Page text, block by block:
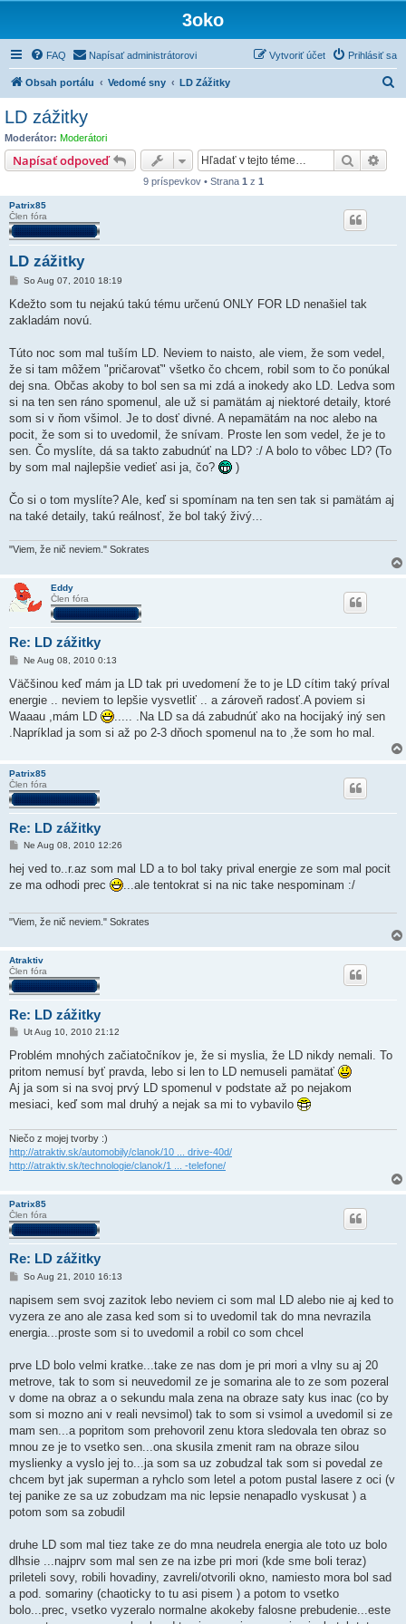
3oko
FAQ Napísať administrátorovi Prihlásiť sa
Vytvoriť účet
Obsah portálu Vedomé sny LD Zážitky
LD zážitky
Moderátor: Moderátori
Napísať odpoveď Hľadať
9 príspevkov • Strana 1 z 1
Patrix85
Člen fóra
LD zážitky
P
í
p
o
k
So Aug 07, 2010 18:19
Kdežto som tu nejakú takú tému určenú ONLY FOR LD nenašiel tak
zakladám novú.
Túto noc som mal tuším LD. Neviem to naisto, ale viem, že som vedel,
že si tam môžem "pričarovať" všetko čo chcem, robil som to čo ponúkal
dej sna. Občas akoby to bol sen sa mi zdá a inokedy ako LD. Ledva som
si na ten sen ráno spomenul, ale už si pamätám aj niektoré detaily, ktoré
som si v ňom všimol. Je to dosť divné. A nepamätám na noc alebo na
pocit, že som si to uvedomil, že snívam. Proste len som vedel, že je to
sen. Čo myslíte, dá sa takto zabudnúť na LD? :/ A bolo to vôbec LD? (To
by som mal najlepšie vedieť asi ja, čo?
)
Čo si o tom myslíte? Ale, keď si spomínam na ten sen tak si pamätám aj
na také detaily, takú reálnosť, že bol taký živý...
"Viem, že nič neviem." Sokrates
Eddy
Člen fóra
Re: LD zážitky
P
í
p
e
o
Ne Aug 08, 2010 0:13
Väčšinou keď mám ja LD tak pri uvedomení že to je LD cítim taký príval
energie .. neviem to lepšie vysvetliť .. a zároveň radosť.A poviem si
Waaau ,mám LD
..... .Na LD sa dá zabudnúť ako na hocijaký iný sen
.Napríklad ja som si až po 2-3 dňoch spomenul na to ,že som ho mal.
Patrix85
Člen fóra
Re: LD zážitky
P
í
s
p
o
Ne Aug 08, 2010 12:26
hej ved to..r.az som mal LD a to bol taky prival energie ze som mal pocit
ze ma odhodi prec
...ale tentokrat si na nic take nespominam :/
"Viem, že nič neviem." Sokrates
Atraktiv
Člen fóra
Re: LD zážitky
P
í
p
e
v
o
Ut Aug 10, 2010 21:12
Problém mnohých začiatočníkov je, že si myslia, že LD nikdy nemali. To
pritom nemusí byť pravda, lebo si len to LD nemuseli pamätať
Aj ja som si na svoj prvý LD spomenul v podstate až po nejakom
mesiaci, keď som mal druhý a nejak sa mi to vybavilo
Niečo z mojej tvorby :)
http://atraktiv.sk/automobily/clanok/10 ... drive-40d/
http://atraktiv.sk/technologie/clanok/1 ... -telefone/
Patrix85
Člen fóra
Re: LD zážitky
P
í
s
p
e
k
So Aug 21, 2010 16:13
napisem sem svoj zazitok lebo neviem ci som mal LD alebo nie aj ked to
vyzera ze ano ale zasa ked som si to uvedomil tak do mna nevrazila
energia...proste som si to uvedomil a robil co som chcel
prve LD bolo velmi kratke...take ze nas dom je pri mori a vlny su aj 20
metrove, tak to som si neuvedomil ze je somarina ale to ze som pozeral
v dome na obraz a o sekundu mala zena na obraze saty kus inac (co by
som si mozno ani v reali nevsimol) tak to som si vsimol a uvedomil si ze
mam sen...a popritom som prehovoril zenu ktora sledovala ten obraz so
mnou ze je to vsetko sen...ona skusila zmenit ram na obraze silou
myslienky a vyslo jej to...ja som sa uz zobudzal tak som si povedal ze
chcem byt jak superman a ryhclo som letel a potom pustal lasere z oci (v
tej panike ze sa uz zobudzam ma nic lepsie nenapadlo vyskusat ) a
potom som sa zobudil
druhe LD som mal tiez take ze do mna neudrela energia ale toto uz bolo
dlhsie ...najprv som mal sen ze na izbe pri mori (kde sme boli teraz)
prileteli sovy, robili hovadiny, zavreli/otvorili okno, namiesto mora bol sad
a pod. somariny (chaoticky to tu asi pisem ) a potom to vsetko
bolo...prec, vsetko vyzeralo normalne akokeby falosne prebudenie...este